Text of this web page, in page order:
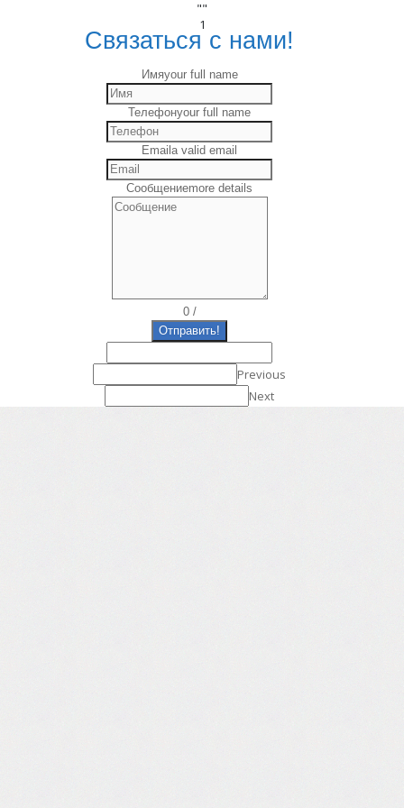
""
1
Связаться с нами!
Имяyour full name
Телефонyour full name
Email a valid email
Сообщениеmore details
0/
Отправить!
Previous
Next